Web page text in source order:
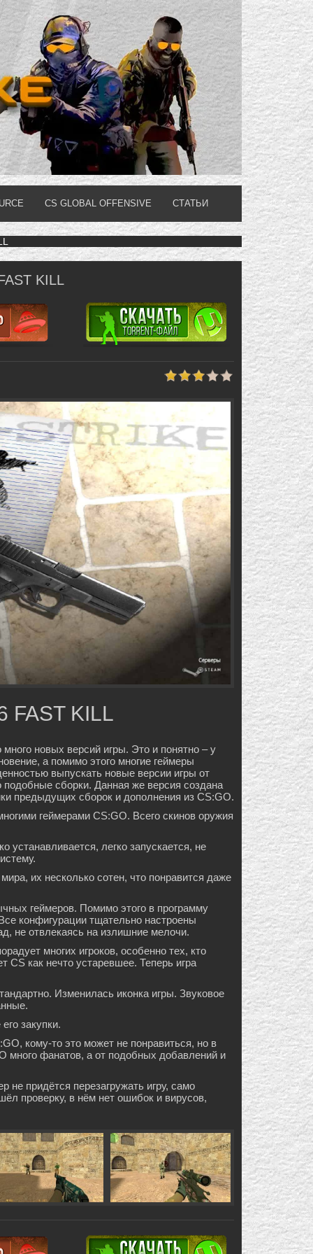
CS GLOBAL OFFENSIVE СТАТЬИ
KILL
FAST KILL
новых версий игры. Это и понятно – у
а помимо этого многие геймеры
выпускать новые версии игры от
подобные сборки. Данная же версия создана
предыдущих сборок и дополнения из CS:GO.
геймерами CS:GO. Всего скинов оружия
устанавливается, легко запускается, не
их несколько сотен, что понравится даже
геймеров. Помимо этого в программу
конфигурации тщательно настроены
не отвлекаясь на излишние мелочи.
многих игроков, особенно тех, кто
как нечто устаревшее. Теперь игра
Изменилась иконка игры. Звуковое
закупки.
кому-то это может не понравиться, но в
много фанатов, а от подобных добавлений и
не придётся перезагружать игру, само
проверку, в нём нет ошибок и вирусов,